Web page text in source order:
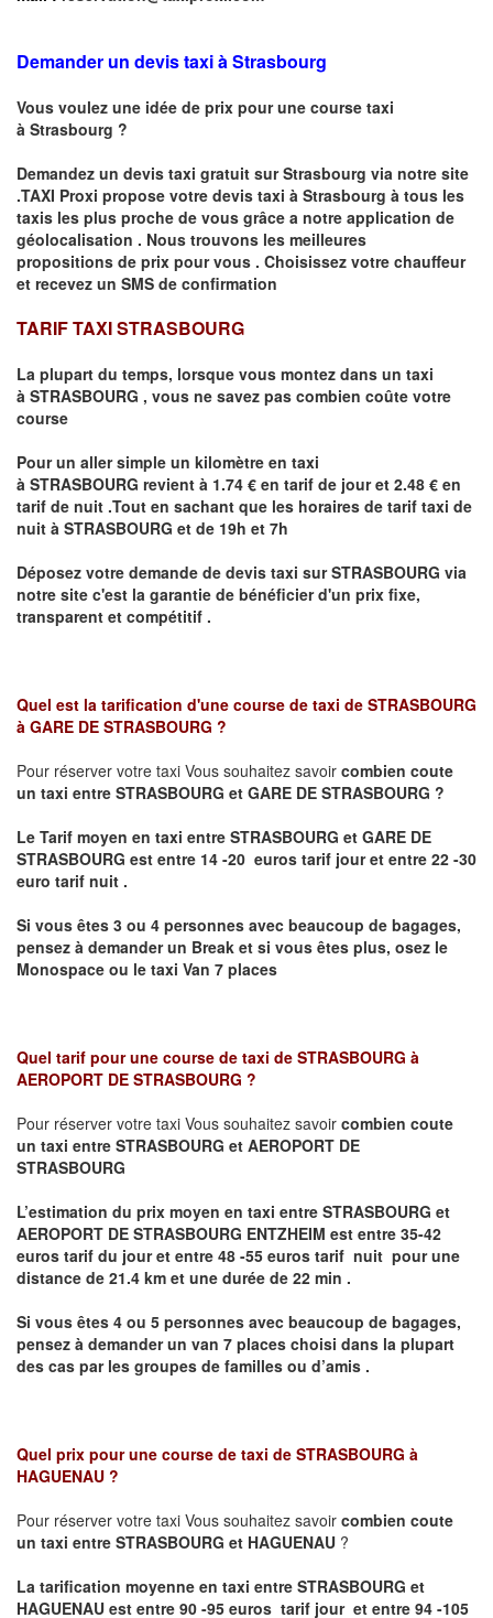
Demander un devis taxi à Strasbourg
Vous voulez une idée de prix pour une course taxi
à Strasbourg ?
Demandez un devis taxi gratuit surStrasbourg via notre site
.TAXI Proxi propose votre devis taxi à Strasbourg à tous les
taxis les plus proche de vous grâce a notre application de
géolocalisation . Nous trouvons les meilleures
propositions de prix pour vous . Choisissez votre chauffeur
et recevez un SMS de confirmation
TARIF TAXI STRASBOURG
La plupart du temps, lorsque vous montez dans un taxi
à STRASBOURG , vous ne savez pas combien coûte votre
course
Pour un aller simple un kilomètre en taxi
à STRASBOURG revient à 1.74 € en tarif de jour et 2.48 € en
tarif de nuit .Tout en sachant que les horaires de tarif taxi de
nuit à STRASBOURG et de 19h et 7h
Déposez votre demande de devis taxi surSTRASBOURG via
notre site c'est la garantie de bénéficier d'un prix fixe,
transparent et compétitif .
Quel est la tarification d'une course de taxi de STRASBOURG
à GARE DE STRASBOURG ?
Pour réserver votre taxi Vous souhaitez savoir combien coute
un taxi entre STRASBOURG et GARE DE STRASBOURG ?
Le Tarif moyen en taxi entre STRASBOURG et GARE DE
STRASBOURG est entre 14 -20 euros tarif jour et entre 22 -30
euro tarif nuit .
Si vous êtes 3 ou 4 personnes avec beaucoup de bagages,
pensez à demander un Break et si vous êtes plus, osez le
Monospace ou le taxi Van 7 places
Quel tarif pour une course de taxi de STRASBOURG à
AEROPORT DE STRASBOURG ?
Pour réserver votre taxi Vous souhaitez savoir combien coute
un taxi entre STRASBOURG et AEROPORT DE
STRASBOURG
L’estimation du prix moyen en taxi entre STRASBOURG et
AEROPORT DE STRASBOURG ENTZHEIM est entre 35-42
euros tarif du jour et entre 48 -55 euros tarif nuit pour une
distance de 21.4 km et une durée de 22 min .
Si vous êtes 4 ou 5 personnes avec beaucoup de bagages,
pensez à demander un van 7 places choisi dans la plupart
des cas par les groupes de familles ou d’amis .
Quel prix pour une course de taxi de STRASBOURG à
HAGUENAU ?
Pour réserver votre taxi Vous souhaitez savoir combien coute
un taxi entre STRASBOURG et HAGUENAU ?
La tarification moyenne en taxi entre STRASBOURG et
HAGUENAU est entre 90 -95 euros tarif jour et entre 94 -105